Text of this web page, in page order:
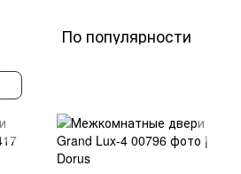
По популярности